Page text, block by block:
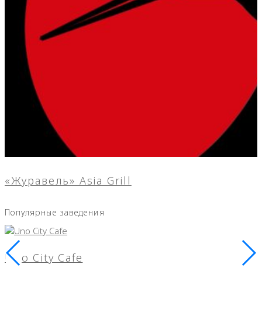
«Журавель» Asia Grill
Популярные заведения
Uno City Cafe